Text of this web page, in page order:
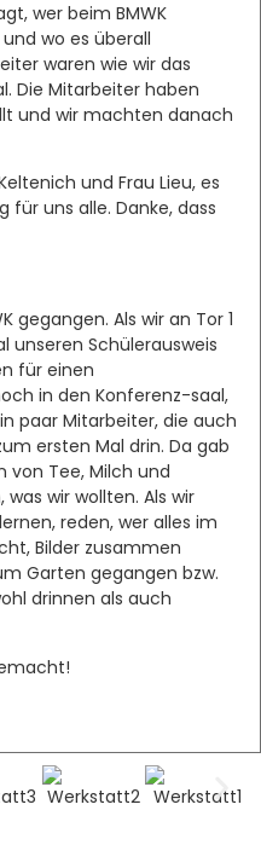
wer beim BMWK
wo es überall
waren wie wir das
Die Mitarbeiter haben
und wir machten danach
und Frau Lieu, es
für uns alle. Danke, dass
gegangen. Als wir an Tor 1
unseren Schülerausweis
für einen
in den Konferenz-saal,
paar Mitarbeiter, die auch
ersten Mal drin. Da gab
von Tee, Milch und
wir wollten. Als wir
reden, wer alles im
Bilder zusammen
Garten gegangen bzw.
drinnen als auch